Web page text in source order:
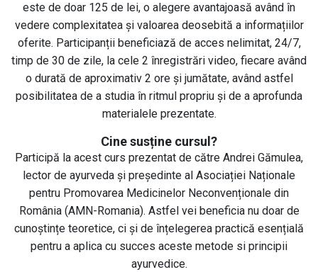
este de doar 125 de lei, o alegere avantajoasă având în
vedere complexitatea și valoarea deosebită a informațiilor
oferite. Participanții beneficiază de acces nelimitat, 24/7,
timp de 30 de zile, la cele 2 înregistrări video, fiecare având
o durată de aproximativ 2 ore și jumătate, având astfel
posibilitatea de a studia în ritmul propriu și de a aprofunda
materialele prezentate.
Cine susține cursul?
Participă la acest curs prezentat de către Andrei Gămulea,
lector de ayurveda și președinte al Asociației Naționale
pentru Promovarea Medicinelor Neconvenționale din
România (AMN-Romania). Astfel vei beneficia nu doar de
cunoștințe teoretice, ci și de înțelegerea practică esențială
pentru a aplica cu succes aceste metode si principii
ayurvedice.